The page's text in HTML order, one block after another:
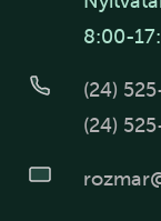
8:00-
(24)
(24)